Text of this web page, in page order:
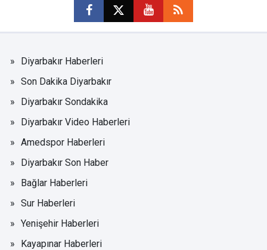
Diyarbakır Haberleri
Son Dakika Diyarbakır
Diyarbakır Sondakika
Diyarbakır Video Haberleri
Amedspor Haberleri
Diyarbakır Son Haber
Bağlar Haberleri
Sur Haberleri
Yenişehir Haberleri
Kayapınar Haberleri